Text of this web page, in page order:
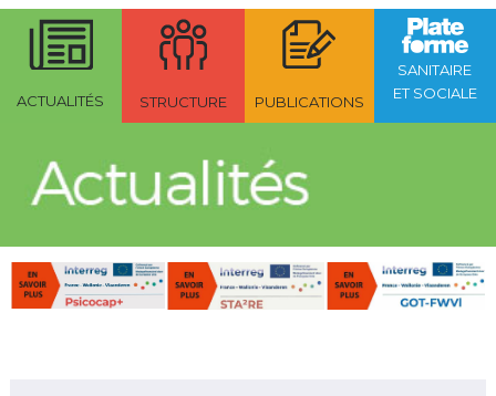
ACTUALITÉS STRUCTURE PUBLICATIONS
SANITAIRE
ET SOCIALE